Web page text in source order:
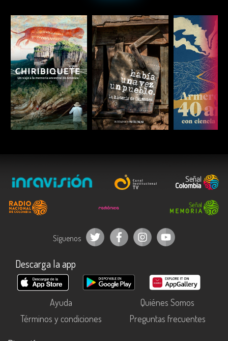
ESCUCHAR ESCUCHAR
Síguenos
Descarga la app
Ayuda
Quiénes Somos
Términos y condiciones
Preguntas frecuentes